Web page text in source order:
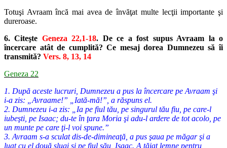
Totuşi Avraam încă mai avea de învăţat multe lecţii importante şi
dureroase.
6. Citeşte Geneza 22,1-18. De ce a fost supus Avraam la o
încercare atât de cumplită? Ce mesaj dorea Dumnezeu să îi
transmită? Vers. 8, 13, 14
Geneza 22
1. După aceste lucruri, Dumnezeu a pus la încercare pe Avraam şi
i-a zis: „Avraame!” „Iată-mă!”, a răspuns el.
2. Dumnezeu i-a zis: „Ia pe fiul tău, pe singurul tău fiu, pe care-l
iubeşti, pe Isaac; du-te în ţara Moria şi adu-l ardere de tot acolo, pe
un munte pe care ţi-l voi spune.”
3. Avraam s-a sculat dis-de-dimineaţă, a pus şaua pe măgar şi a
luat cu el două slugi şi pe fiul său, Isaac. A tăiat lemne pentru